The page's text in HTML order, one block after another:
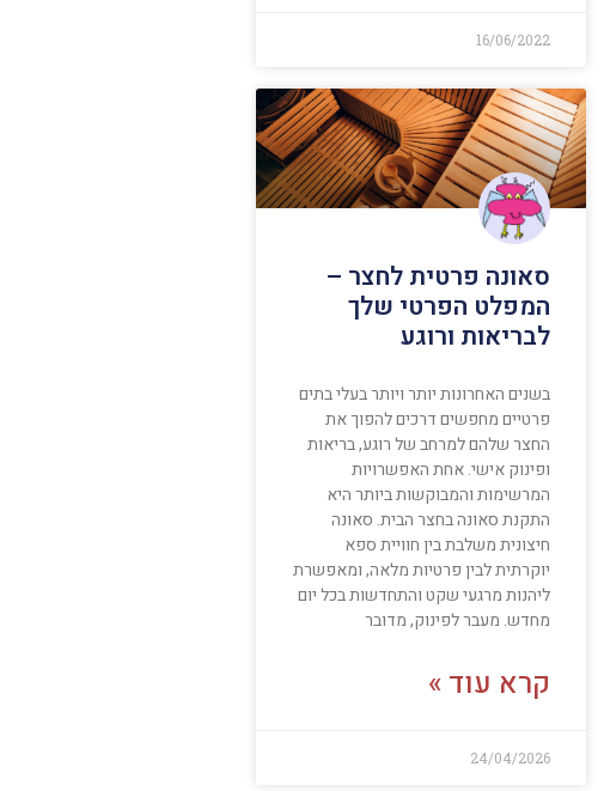
16/06/2022
סאונה פרטית לחצר –
המפלט הפרטי שלך
לבריאות ורוגע
בשנים האחרונות יותר ויותר בעלי בתים
פרטיים מחפשים דרכים להפוך את
החצר שלהם למרחב של רוגע, בריאות
ופינוק אישי. אחת האפשרויות
המרשימות והמבוקשות ביותר היא
התקנת סאונה בחצר הבית. סאונה
חיצונית משלבת בין חוויית ספא
יוקרתית לבין פרטיות מלאה, ומאפשרת
ליהנות מרגעי שקט והתחדשות בכל יום
מחדש. מעבר לפינוק, מדובר
קרא עוד »
24/04/2026